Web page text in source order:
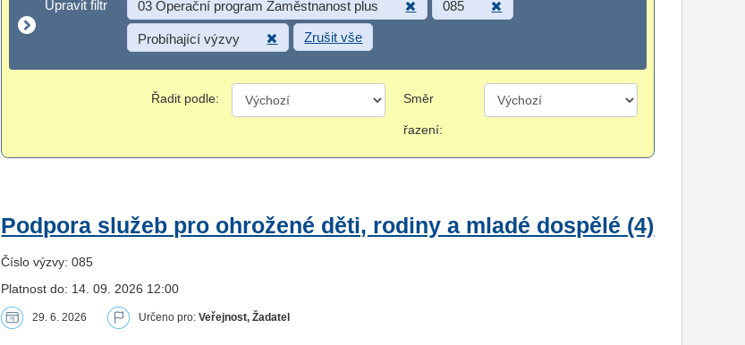
Upravit filtr
Upravit filtr 03 Operační program Zaměstnanost plus 085
Probíhající výzvy Zrušit vše
Řadit podle: Směr
řazení:
Podpora služeb pro ohrožené děti, rodiny a mladé dospělé (4)
Číslo výzvy: 085
Platnost do: 14. 09. 2026 12:00
29. 6. 2026 Určeno pro:Veřejnost, Žadatel